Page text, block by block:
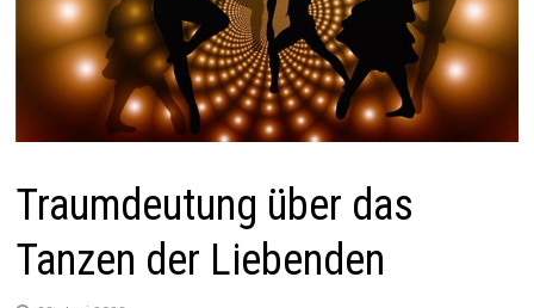
Traumdeutung über das
Tanzen der Liebenden